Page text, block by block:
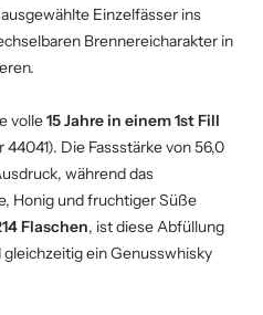
Einzelfässer ins
Brennereicharakter in
volle15 Jahre in einem 1st Fill
Die Fassstärke von 56,0
während das
Honig und fruchtiger Süße
Flaschen, ist diese Abfüllung
ein Genusswhisky